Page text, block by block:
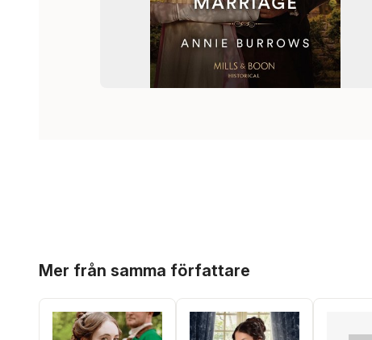
Mer från samma författare